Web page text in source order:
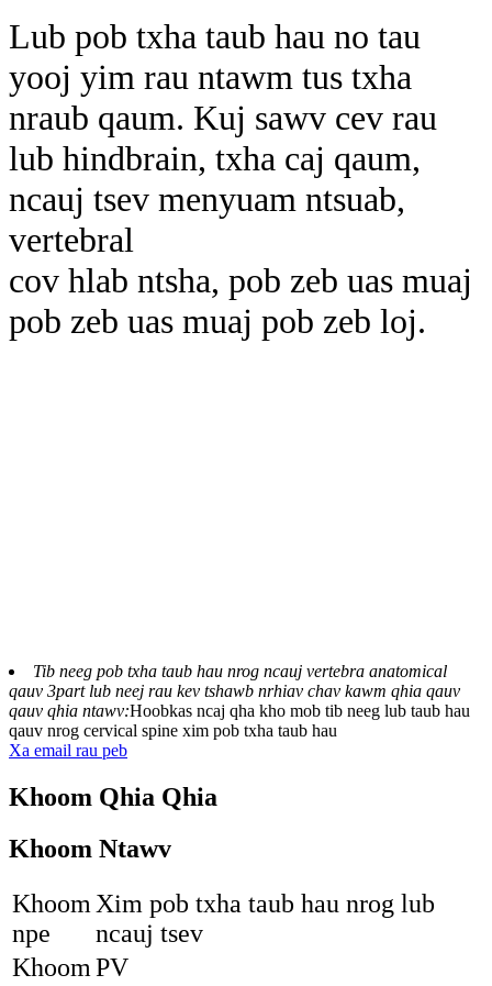
Lub pob txha taub hau no tau
yooj yim rau ntawm tus txha
nraub qaum. Kuj sawv cev rau
lub hindbrain, txha caj qaum,
ncauj tsev menyuam ntsuab,
vertebral
cov hlab ntsha, pob zeb uas muaj
pob zeb uas muaj pob zeb loj.
Tib neeg pob txha taub hau nrog ncauj vertebra anatomical
qauv 3part lub neej rau kev tshawb nrhiav chav kawm qhia qauv
qauv qhia ntawv:Hoobkas ncaj qha kho mob tib neeg lub taub hau
qauv nrog cervical spine xim pob txha taub hau
Xa email rau peb
Khoom Qhia Qhia
Khoom Ntawv
Khoom
npe
Xim pob txha taub hau nrog lub
ncauj tsev
Khoom PV